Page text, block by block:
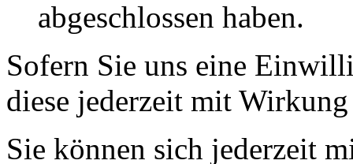
abgeschlossen haben.
Sofern Sie uns eine
diese jederzeit mit
Sie können sich jederzeit